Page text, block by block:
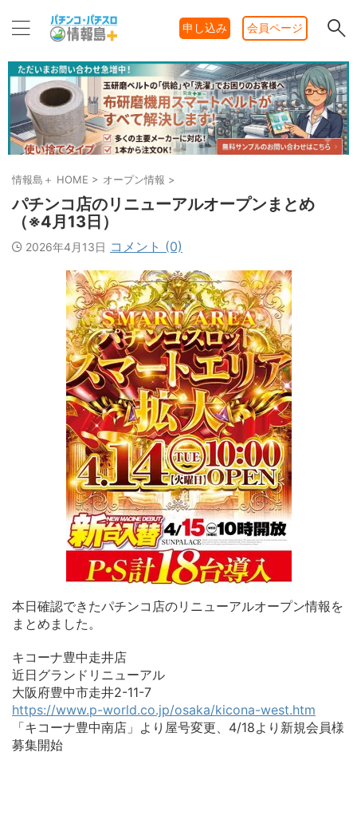
申し込み 会員ページ
情報島＋ HOME > オープン情報 >
パチンコ店のリニューアルオープンまとめ
（※4月13日）
2026年4月13日 コメント (0)
本日確認できたパチンコ店のリニューアルオープン情報を
まとめました。
キコーナ豊中走井店
近日グランドリニューアル
大阪府豊中市走井2-11-7
https://www.p-world.co.jp/osaka/kicona-west.htm
「キコーナ豊中南店」より屋号変更、4/18より新規会員様
募集開始